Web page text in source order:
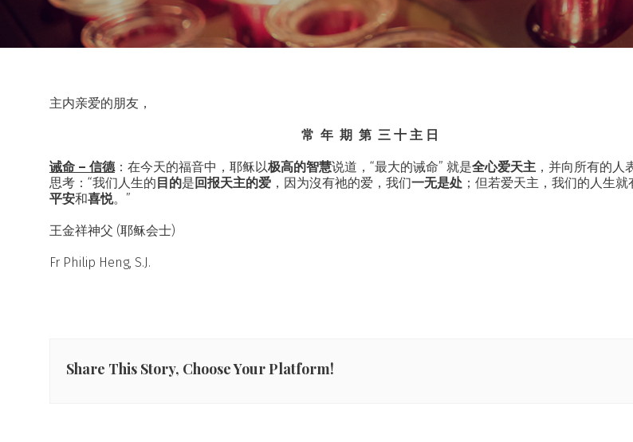
主内亲爱的朋友，
常 年 期 第 三 十 主 日
诫命 – 信德：在今天的福音中，耶稣以极高的智慧说道，“最大的诫命” 就是全心爱天主 ，并向所有的人
思考：“我们人生的目的是 回报天主的爱 ，因为沒有祂的爱，我们一无是处 ；但若爱天主，我们的人生就
平安和喜悦。”
王金祥神父 (耶稣会士)
Fr Philip Heng, S.J.
Share This Story, Choose Your Platform!